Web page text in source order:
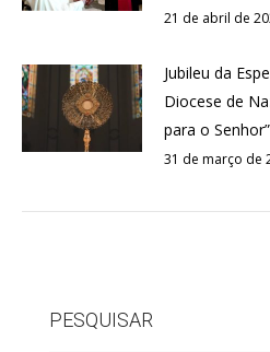
21 de abril de
Jubileu da
Diocese de
para o Senhor”
31 de março de
PESQUISAR